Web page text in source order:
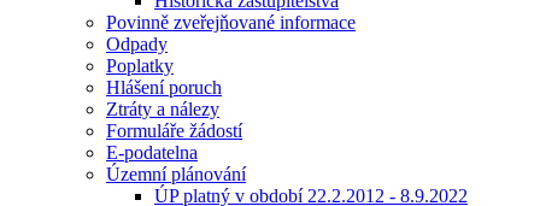
Povinně zveřejňované informace
Odpady
Poplatky
Hlášení poruch
Ztráty a nálezy
Formuláře žádostí
E-podatelna
Územní plánování
ÚP platný v období 22.2.2012 - 8.9.2022